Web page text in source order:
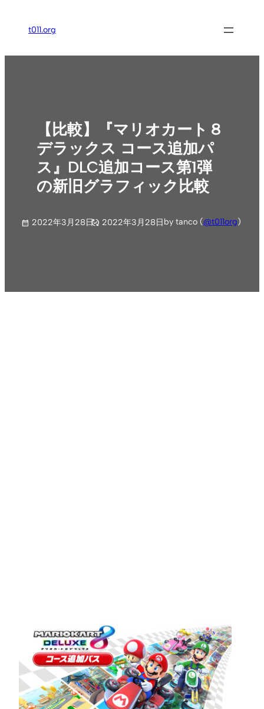
ス
t011.org
【比較】『マリオカート８
デラックス コース追加パ
ス』DLC追加コース第1弾
の新旧グラフィック比較
2022年3月28日 2022年3月28日by tanco (@t011org)